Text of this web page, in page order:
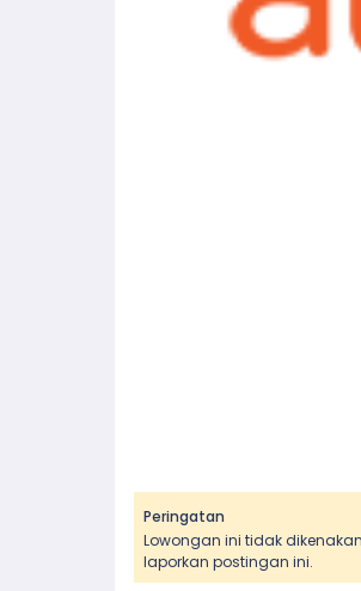
Peringatan
Lowongan ini tidak
laporkan postingan ini.